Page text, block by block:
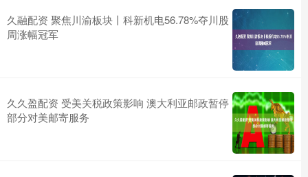
久融配资 聚焦川渝板块丨科新机电56.78%夺川股
周涨幅冠军
久久盈配资 受美关税政策影响 澳大利亚邮政暂停
部分对美邮寄服务